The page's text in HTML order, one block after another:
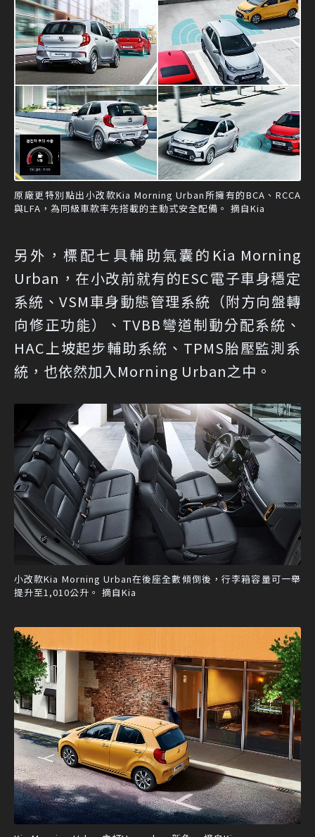
原廠更特別點出小改款Kia Morning Urban所擁有的BCA、RCCA
與LFA，為同級車款率先搭載的主動式安全配備。 摘自Kia
另外，標配七具輔助氣囊的Kia Morning
Urban，在小改前就有的ESC電子車身穩定
系統、VSM車身動態管理系統（附方向盤轉
向修正功能）、TVBB彎道制動分配系統、
HAC上坡起步輔助系統、TPMS胎壓監測系
統，也依然加入Morning Urban之中。
小改款Kia Morning Urban在後座全數傾倒後，行李箱容量可一舉
提升至1,010公升。 摘自Kia